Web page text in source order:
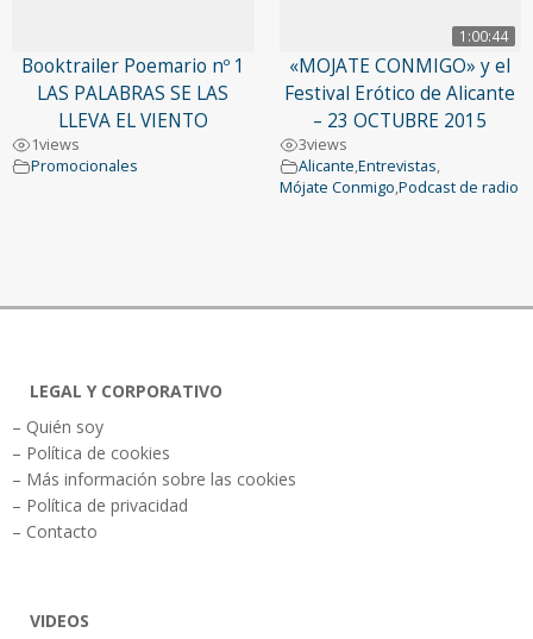
Booktrailer Poemario nº 1
LAS PALABRAS SE LAS
LLEVA EL VIENTO
1views
Promocionales
1:00:44
«MOJATE CONMIGO» y el
Festival Erótico de Alicante
– 23 OCTUBRE 2015
3views
Alicante,Entrevistas,
Mójate Conmigo,Podcast de radio
LEGAL Y CORPORATIVO
– Quién soy
– Política de cookies
– Más información sobre las cookies
– Política de privacidad
– Contacto
VIDEOS